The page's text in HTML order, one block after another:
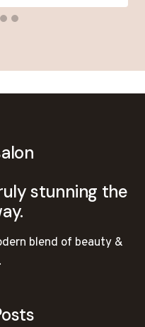
stunning the
blend of beauty &